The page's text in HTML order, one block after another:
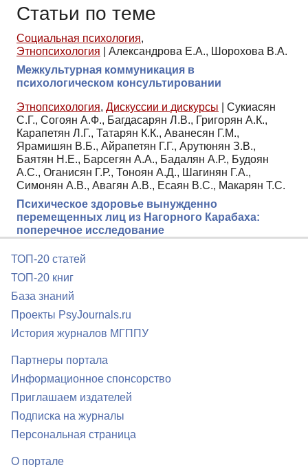
Статьи по теме
Социальная психология,
Этнопсихология
Александрова Е.А., Шорохова В.А.
Межкультурная коммуникация в
психологическом консультировании
Этнопсихология, Дискуссии и дискурсы
Сукиасян
С.Г., Согоян А.Ф., Багдасарян Л.В., Григорян А.К.,
Карапетян Л.Г., Татарян К.К., Аванесян Г.М.,
Ярамишян В.Б., Айрапетян Г.Г., Арутюнян З.В.,
Баятян Н.Е., Барсегян А.А., Бадалян А.Р., Будоян
А.С., Оганисян Г.Р., Тоноян А.Д., Шагинян Г.А.,
Симонян А.В., Авагян А.В., Есаян В.С., Макарян Т.С.
Психическое здоровье вынужденно
перемещенных лиц из Нагорного Карабаха:
поперечное исследование
ТОП-20 статей
ТОП-20 книг
База знаний
Проекты PsyJournals.ru
История журналов МГППУ
Партнеры портала
Информационное спонсорство
Приглашаем издателей
Подписка на журналы
Персональная страница
О портале